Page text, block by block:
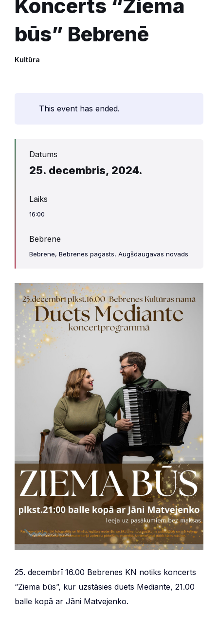
Koncerts “Ziema
būs” Bebrenē
Kultūra
This event has ended.
Datums
25. decembris, 2024.
Laiks
16:00
Bebrene
Bebrene, Bebrenes pagasts, Augšdaugavas novads
25. decembrī 16.00 Bebrenes KN notiks koncerts
“Ziema būs”, kur uzstāsies duets Mediante, 21.00
balle kopā ar Jāni Matvejenko.